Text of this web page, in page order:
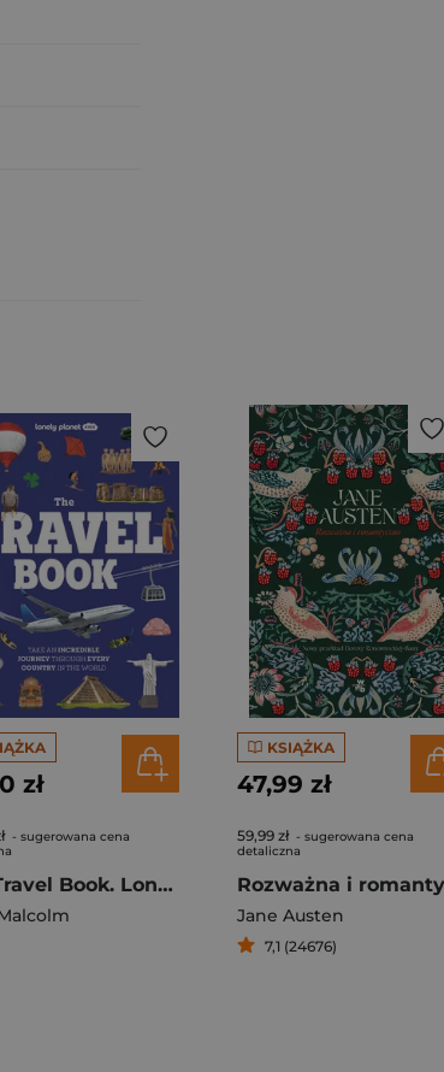
zł
- sugerowana cena
The Travel Book. Lonely Planet Kids
KSIĄŻKA
47,99 zł
59,99 zł - sugerowana cena
detaliczna
Jane Austen
7,1 (24676)